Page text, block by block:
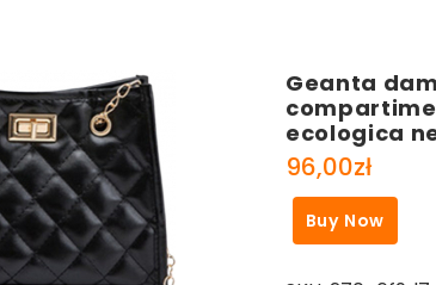
Geanta
ecologica
96,00zł
Buy Now